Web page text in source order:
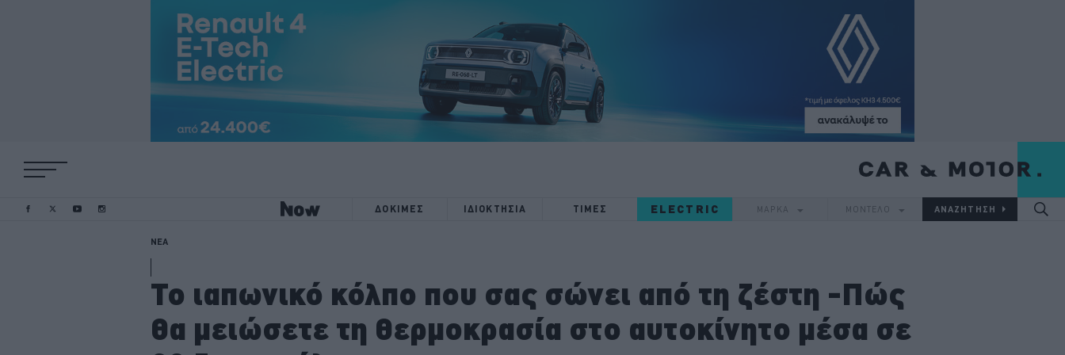
ΔΟΚΙΜΕΣ ΙΔΙΟΚΤΗΣΙΑ ΤΙΜΕΣ ELECTRIC ΜΑΡΚΑ ΜΟΝΤΕΛΟ
ΝΕΑ
Το ιαπωνικό κόλπο που σας σώνει από τη ζέστη -Πώς
θα μειώσετε τη θερμοκρασία στο αυτοκίνητο μέσα σε